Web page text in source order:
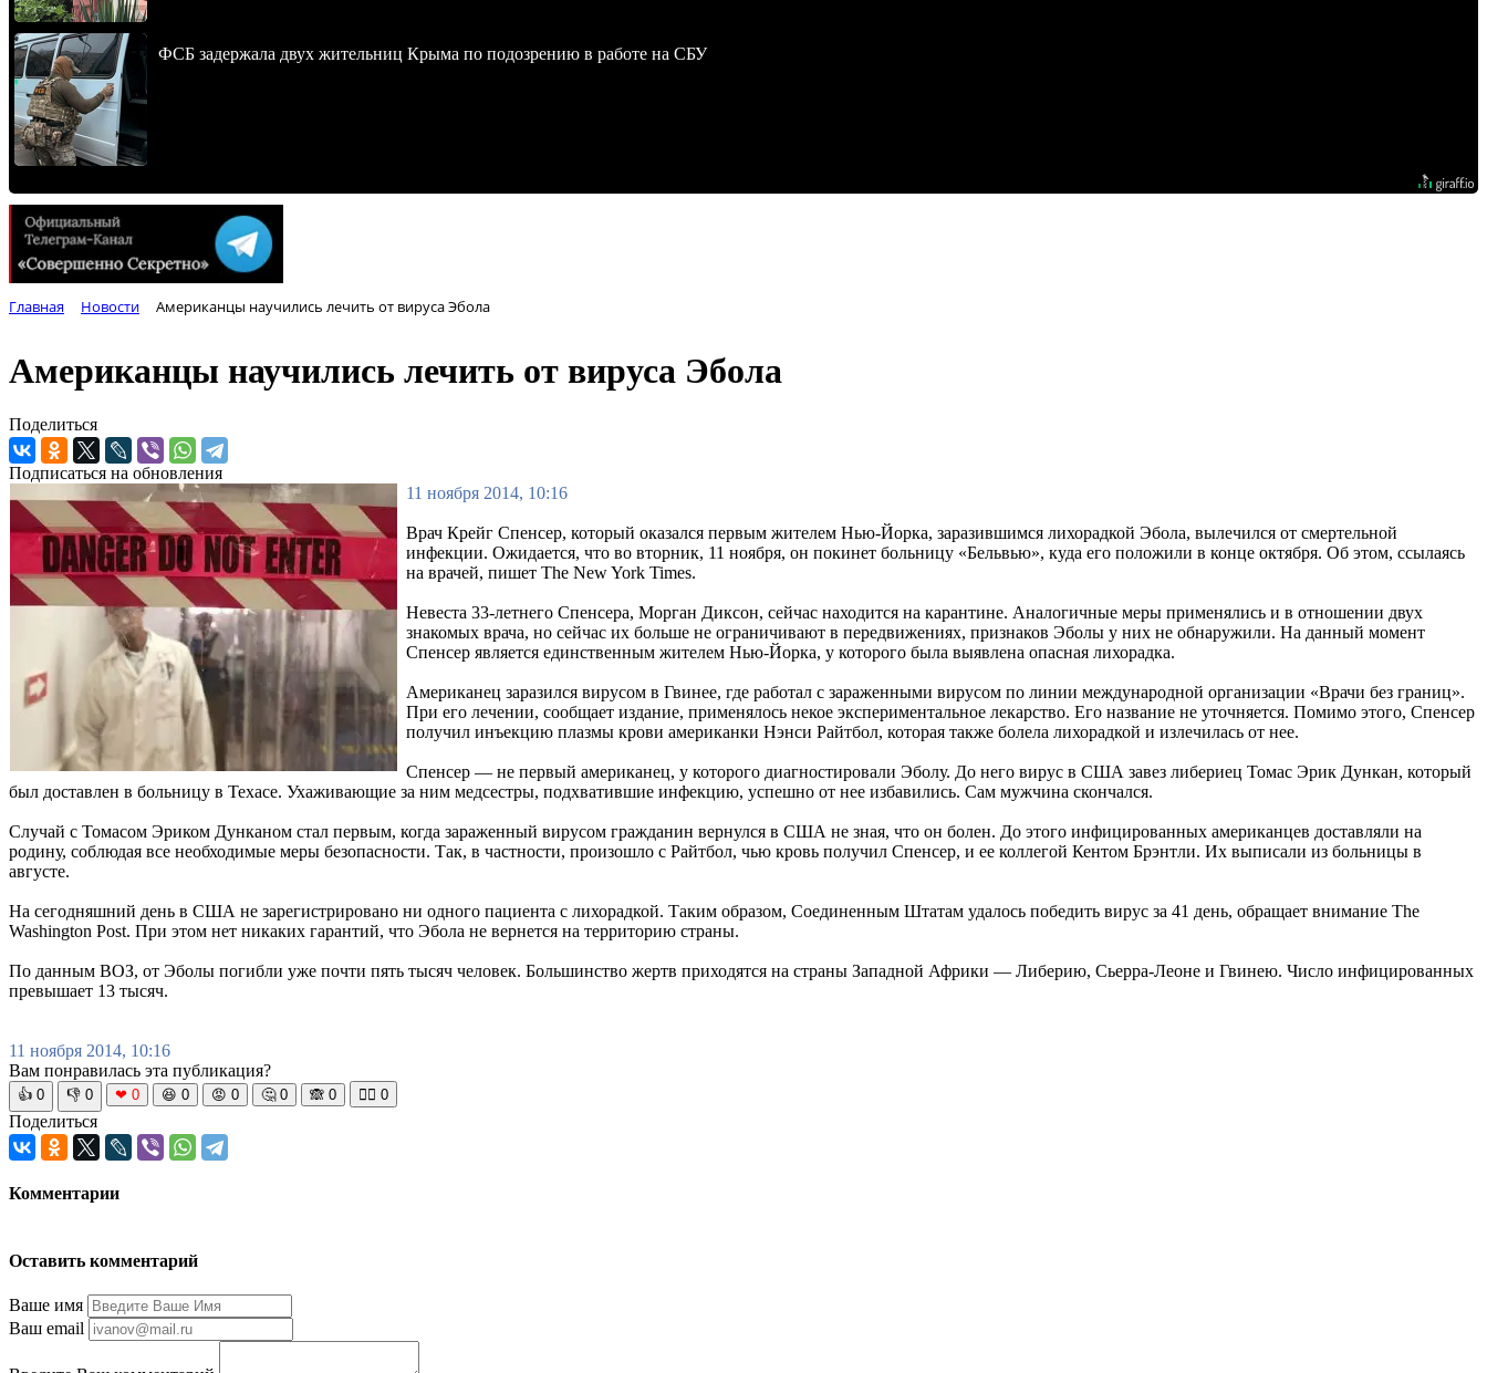
ФСБ задержала двух жительниц Крыма по подозрению в работе на СБУ
Главная Новости Американцы научились лечить от вируса Эбола
Американцы научились лечить от вируса Эбола
Поделиться
Подписаться на обновления
11 ноября 2014, 10:16
Врач Крейг Спенсер, который оказался первым жителем Нью-Йорка, заразившимся лихорадкой Эбола, вылечился от смертельной
инфекции. Ожидается, что во вторник, 11 ноября, он покинет больницу «Бельвью», куда его положили в конце октября. Об этом, ссылаясь
на врачей, пишет The New York Times.
Невеста 33-летнего Спенсера, Морган Диксон, сейчас находится на карантине. Аналогичные меры применялись и в отношении двух
знакомых врача, но сейчас их больше не ограничивают в передвижениях, признаков Эболы у них не обнаружили. На данный момент
Спенсер является единственным жителем Нью-Йорка, у которого была выявлена опасная лихорадка.
Американец заразился вирусом в Гвинее, где работал с зараженными вирусом по линии международной организации «Врачи без границ».
При его лечении, сообщает издание, применялось некое экспериментальное лекарство. Его название не уточняется. Помимо этого, Спенсер
получил инъекцию плазмы крови американки Нэнси Райтбол, которая также болела лихорадкой и излечилась от нее.
Спенсер — не первый американец, у которого диагностировали Эболу. До него вирус в США завез либериец Томас Эрик Дункан, который
был доставлен в больницу в Техасе. Ухаживающие за ним медсестры, подхватившие инфекцию, успешно от нее избавились. Сам мужчина скончался.
Случай с Томасом Эриком Дунканом стал первым, когда зараженный вирусом гражданин вернулся в США не зная, что он болен. До этого инфицированных американцев доставляли на
родину, соблюдая все необходимые меры безопасности. Так, в частности, произошло с Райтбол, чью кровь получил Спенсер, и ее коллегой Кентом Брэнтли. Их выписали из больницы в
августе.
На сегодняшний день в США не зарегистрировано ни одного пациента с лихорадкой. Таким образом, Соединенным Штатам удалось победить вирус за 41 день, обращает внимание The
Washington Post. При этом нет никаких гарантий, что Эбола не вернется на территорию страны.
По данным ВОЗ, от Эболы погибли уже почти пять тысяч человек. Большинство жертв приходятся на страны Западной Африки — Либерию, Сьерра-Леоне и Гвинею. Число инфицированных
превышает 13 тысяч.
11 ноября 2014, 10:16
Вам понравилась эта публикация?
👍 0 👎 0 ❤ 0 😆 0 😡 0 🤔 0 🙈 0 🧘‍♀️ 0
Поделиться
Комментарии
Оставить комментарий
Ваше имя
Ваш email